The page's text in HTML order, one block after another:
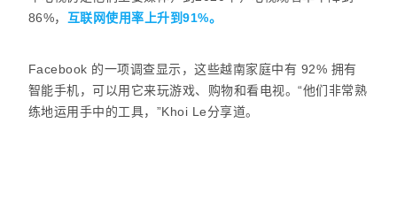
86%， 互联网使用率上升到91%。
Facebook 的一项调查显示，这些越南家庭中有 92% 拥有
智能手机，可以用它来玩游戏、购物和看电视。“他们非常熟
练地运用手中的工具，”Khoi Le分享道。